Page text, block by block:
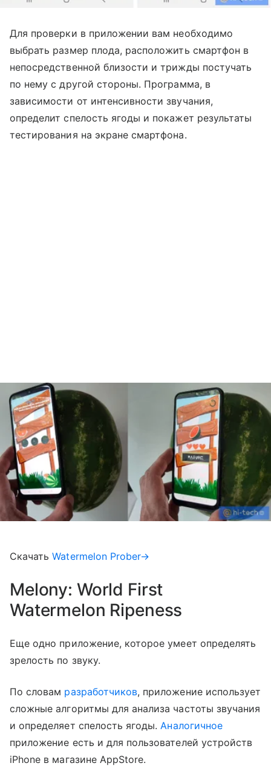
Для проверки в приложении вам необходимо
выбрать размер плода, расположить смартфон в
непосредственной близости и трижды постучать
по нему с другой стороны. Программа, в
зависимости от интенсивности звучания,
определит спелость ягоды и покажет результаты
тестирования на экране смартфона.
СкачатьWatermelon Prober→
Melony: World First
Watermelon Ripeness
Еще одно приложение, которое умеет определять
зрелость по звуку.
По словам разработчиков, приложение использует
сложные алгоритмы для анализа частоты звучания
и определяет спелость ягоды. Аналогичное
приложение есть и для пользователей устройств
iPhone в магазине AppStore.